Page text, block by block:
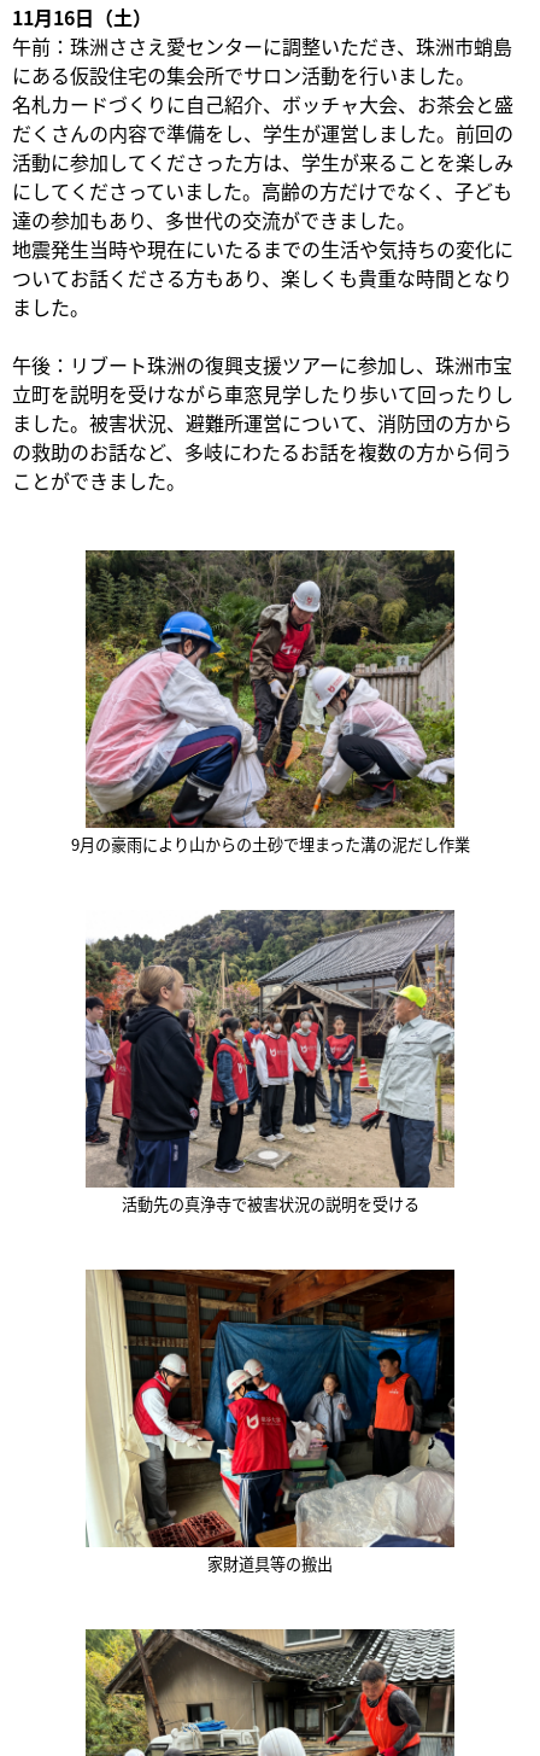
11月16日（土）
午前：珠洲ささえ愛センターに調整いただき、珠洲市蛸島
にある仮設住宅の集会所でサロン活動を行いました。
名札カードづくりに自己紹介、ボッチャ大会、お茶会と盛
だくさんの内容で準備をし、学生が運営しました。前回の
活動に参加してくださった方は、学生が来ることを楽しみ
にしてくださっていました。高齢の方だけでなく、子ども
達の参加もあり、多世代の交流ができました。
地震発生当時や現在にいたるまでの生活や気持ちの変化に
ついてお話くださる方もあり、楽しくも貴重な時間となり
ました。
午後：リブート珠洲の復興支援ツアーに参加し、珠洲市宝
立町を説明を受けながら車窓見学したり歩いて回ったりし
ました。被害状況、避難所運営について、消防団の方から
の救助のお話など、多岐にわたるお話を複数の方から伺う
ことができました。
9月の豪雨により山からの土砂で埋まった溝の泥だし作業
活動先の真浄寺で被害状況の説明を受ける
家財道具等の搬出